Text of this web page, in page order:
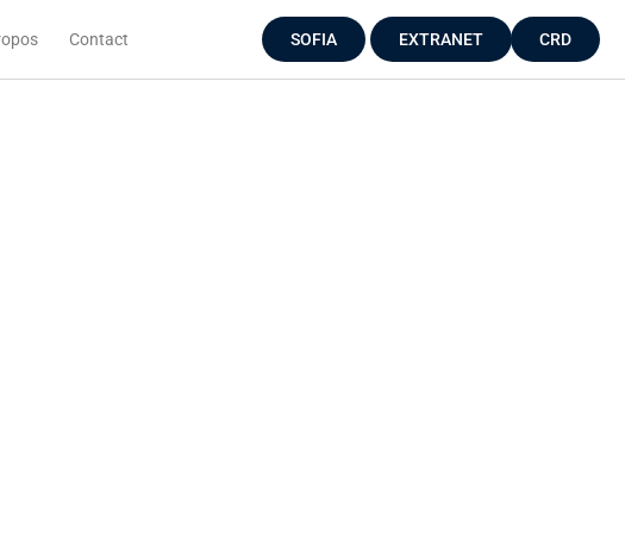
Contact SOFIA EXTRANET CRD